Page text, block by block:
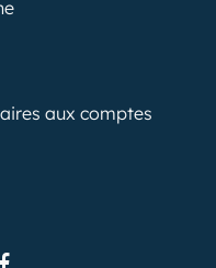
aux comptes